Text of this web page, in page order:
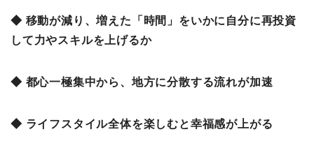
◆ 移動が減り、増えた「時間」をいかに自分に再投資
して力やスキルを上げるか
◆ 都心一極集中から、地方に分散する流れが加速
◆ ライフスタイル全体を楽しむと幸福感が上がる